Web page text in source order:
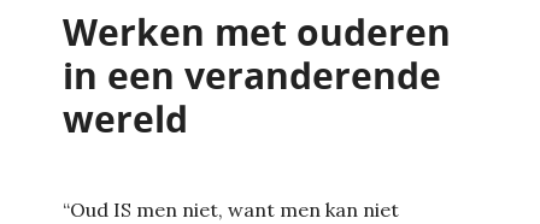
Werken met ouderen
in een veranderende
wereld
“Oud IS men niet, want men kan niet